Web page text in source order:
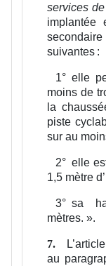
services
suivantes :
1° elle
moins de
la
piste
sur au
2° elle
1,5 mètre
3° sa
mètres. ».
7.
au